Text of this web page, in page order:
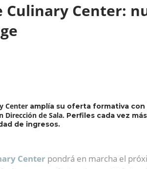
Culinary Center:
Center amplía su oferta formativa
Dirección de Sala. Perfiles cada vez
de ingresos.
Center pondrá en marcha el